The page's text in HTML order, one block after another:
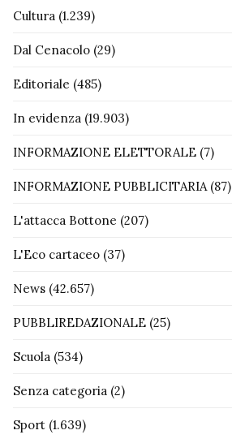
Cultura (1.239)
Dal Cenacolo (29)
Editoriale (485)
In evidenza (19.903)
INFORMAZIONE ELETTORALE (7)
INFORMAZIONE PUBBLICITARIA(87)
L'attacca Bottone (207)
L'Eco cartaceo (37)
News (42.657)
PUBBLIREDAZIONALE (25)
Scuola (534)
Senza categoria (2)
Sport (1.639)